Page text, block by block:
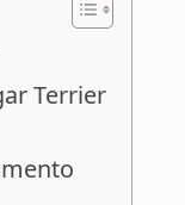
Terrier